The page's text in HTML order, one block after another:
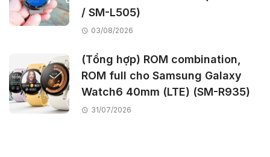
/ SM-L505)
03/08/2026
(Tổng hợp) ROM combination,
ROM full cho Samsung Galaxy
Watch6 40mm (LTE) (SM-R935)
31/07/2026